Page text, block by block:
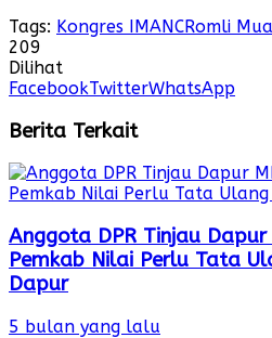
Tags: Kongres IMANCRomli
209
Dilihat
FacebookTwitterWhatsApp
Berita Terkait
Anggota DPR Tinjau
Pemkab Nilai Perlu Tata
Dapur
5 bulan yang lalu